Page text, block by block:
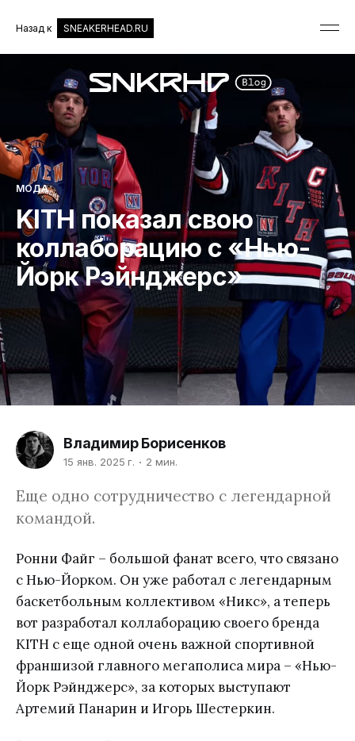
Назад к SNEAKERHEAD.RU
МОДА
KITH показал свою
коллаборацию с «Нью-
Йорк Рэйнджерс»
Владимир Борисенков
15 янв. 2025 г. 2 мин.
Еще одно сотрудничество с легендарной
командой.
Ронни Файг – большой фанат всего, что связано
с Нью-Йорком. Он уже работал с легендарным
баскетбольным коллективом «Никс», а теперь
вот разработал коллаборацию своего бренда
KITH с еще одной очень важной спортивной
франшизой главного мегаполиса мира – «Нью-
Йорк Рэйнджерс», за которых выступают
Артемий Панарин и Игорь Шестеркин.